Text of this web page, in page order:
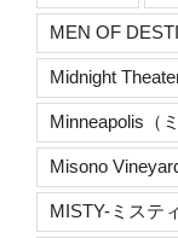
MEN OF
Midnight
Minneapolis（
Misono
MISTY-ミスティ